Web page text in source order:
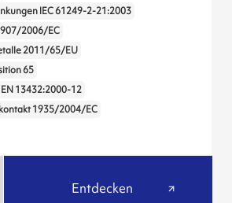
IEC 61249-2-21:2003
2006/EC
2011/65/EU
65
13432:2000-12
1935/2004/EC
Entdecken